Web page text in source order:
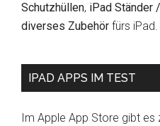
Schutzhüllen, iPad Ständer
diverses Zubehör fürs iPad.
IPAD APPS IM TEST
Im Apple App Store gibt es